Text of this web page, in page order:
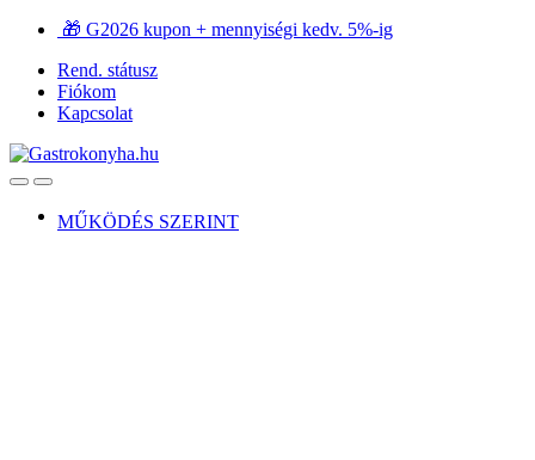
Ugrás
navigációhoz
Ugrás
tartalomra
🎁 G2026 kupon + mennyiségi kedv. 5%-ig
Rend. státusz
Fiókom
Kapcsolat
OpenClose
MŰKÖDÉS SZERINT